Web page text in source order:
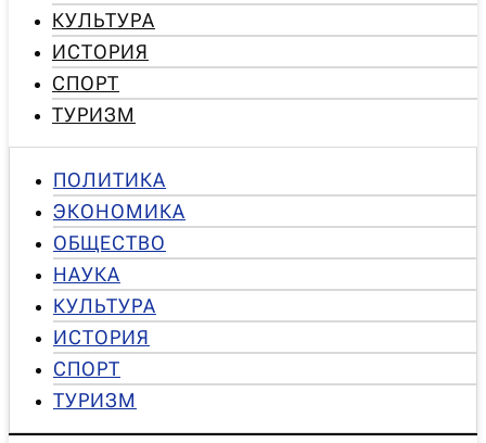
КУЛЬТУРА
ИСТОРИЯ
СПОРТ
ТУРИЗМ
ПОЛИТИКА
ЭКОНОМИКА
ОБЩЕСТВО
НАУКА
КУЛЬТУРА
ИСТОРИЯ
СПОРТ
ТУРИЗМ